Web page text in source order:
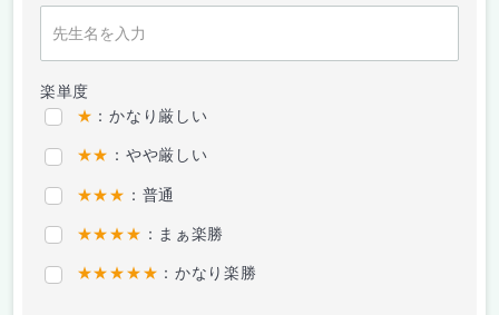
楽単度
★ ：かなり厳しい
★★ ：やや厳しい
★★★ ：普通
★★★★ ：まぁ楽勝
★★★★★ ：かなり楽勝